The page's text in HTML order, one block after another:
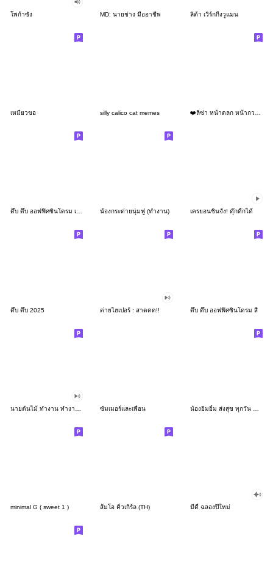
โพก้าซัง MD: นายช่าง มืออาชีพ ลิต้า เวิร์กกิ้งวูแมน
เหมียวขอ silly calico cat memes
ดึ๊บ ดึ๊บ ออฟฟิศซินโดรม เก้า น้องกระต่ายนุ่มฟู (ทำงาน) เครยอนชินจัง! ดุ๊กดิ๊กได้
ดึ๊บ ดึ๊บ 2025 ต่ายไฮเปอร์ : สาดดด!! ดึ๊บ ดึ๊บ ออฟฟิศซินโดรม สี่
ซัมเมอร์และเพื่อน
minimal G ( sweet 1 ) ส้มโอ คิ้วเกิร์ล (TH) มีดี้ ฉลองปีใหม่